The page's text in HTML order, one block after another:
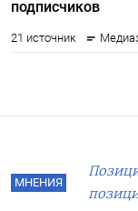
МНЕНИЯ